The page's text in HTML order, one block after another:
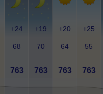
+24 +19 +20 +25
68 70 64 55
763 763 763 763